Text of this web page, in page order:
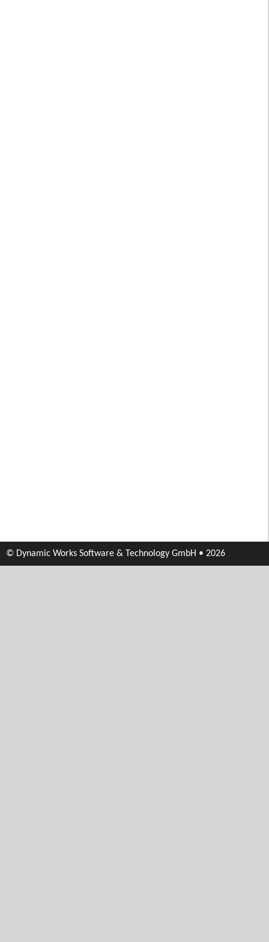
© Dynamic Works Software & Technology GmbH • 2026